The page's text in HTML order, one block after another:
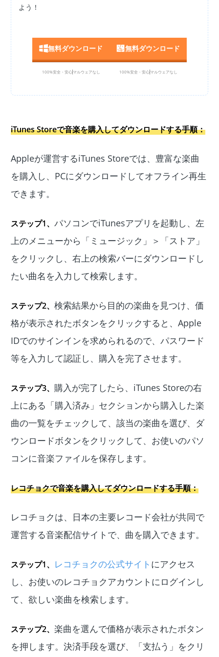
よう！
無料ダウンロード
100%安全・安心マルウェアなし
無料ダウンロード
100%安全・安心マルウェアなし
iTunes Storeで音楽を購入してダウンロードする手順：
Appleが運営するiTunes Storeでは、豊富な楽曲
を購入し、PCにダウンロードしてオフライン再生
できます。
ステップ1、パソコンでiTunesアプリを起動し、左
上のメニューから「ミュージック」＞「ストア」
をクリックし、右上の検索バーにダウンロードし
たい曲名を入力して検索します。
ステップ2、検索結果から目的の楽曲を見つけ、価
格が表示されたボタンをクリックすると、Apple
IDでのサインインを求められるので、パスワード
等を入力して認証し、購入を完了させます。
ステップ3、 購入が完了したら、iTunes Storeの右
上にある「購入済み」セクションから購入した楽
曲の一覧をチェックして、該当の楽曲を選び、ダ
ウンロードボタンをクリックして、お使いのパソ
コンに音楽ファイルを保存します。
レコチョクで音楽を購入してダウンロードする手順：
レコチョクは、日本の主要レコード会社が共同で
運営する音楽配信サイトで、曲を購入できます。
ステップ1、 レコチョクの公式サイト にアクセス
し、お使いのレコチョクアカウントにログインし
て、欲しい楽曲を検索します。
ステップ2、楽曲を選んで価格が表示されたボタン
を押します。決済手段を選び、「支払う」をクリ